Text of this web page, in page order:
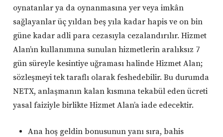
oynatanlar ya da oynanmasına yer veya imkân
sağlayanlar üç yıldan beş yıla kadar hapis ve on bin
güne kadar adli para cezasıyla cezalandırılır. Hizmet
Alan’ın kullanımına sunulan hizmetlerin aralıksız 7
gün süreyle kesintiye uğraması halinde Hizmet Alan;
sözleşmeyi tek taraflı olarak feshedebilir. Bu durumda
NETX, anlaşmanın kalan kısmına tekabül eden ücreti
yasal faiziyle birlikte Hizmet Alan’a iade edecektir.
Ana hoş geldin bonusunun yanı sıra, bahis